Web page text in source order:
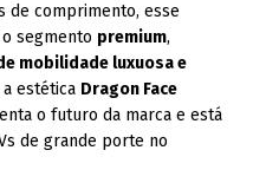
de comprimento, esse
segmento premium,
mobilidade luxuosa e
estética Dragon Face
o futuro da marca e está
de grande porte no